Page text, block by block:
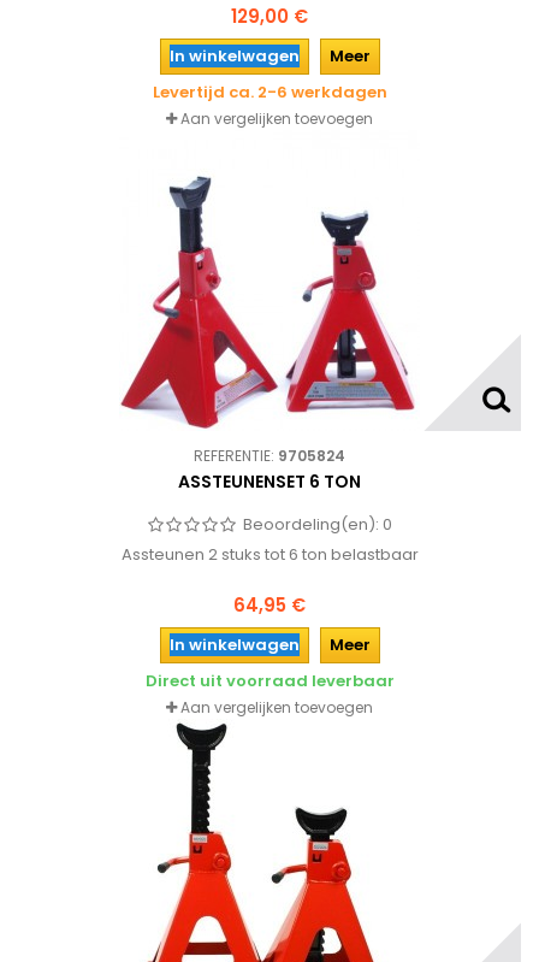
129,00 €
In winkelwagen
Meer
Levertijd ca. 2-6 werkdagen
Aan vergelijken toevoegen
REFERENTIE: 9705824
ASSTEUNENSET 6 TON
Beoordeling(en): 0
Assteunen 2 stuks tot 6 ton belastbaar
64,95 €
In winkelwagen
Meer
Direct uit voorraad leverbaar
Aan vergelijken toevoegen